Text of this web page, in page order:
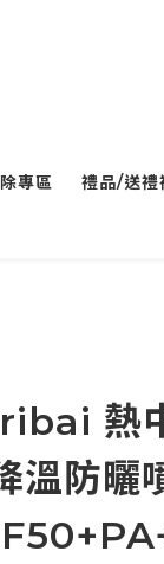
專區 禮品/送禮
熱
溫防曬